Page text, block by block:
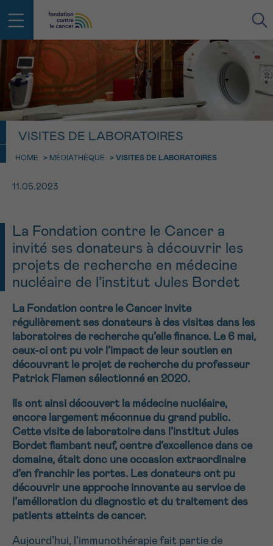
VISITES DE LABORATOIRES
HOME > MÉDIATHÈQUE > VISITES DE LABORATOIRES
11.05.2023
La Fondation contre le Cancer a
invité ses donateurs à découvrir les
projets de recherche en médecine
nucléaire de l’institut Jules Bordet
La Fondation contre le Cancer invite
régulièrement ses donateurs à des visites dans les
laboratoires de recherche qu’elle finance. Le 6 mai,
ceux-ci ont pu voir l’impact de leur soutien en
découvrant le projet de recherche du professeur
Patrick Flamen sélectionné en 2020.
Ils ont ainsi découvert la médecine nucléaire,
encore largement méconnue du grand public.
Cette visite de laboratoire dans l’institut Jules
Bordet flambant neuf, centre d’excellence dans ce
domaine, était donc une occasion extraordinaire
d’en franchir les portes. Les donateurs ont pu
découvrir une approche innovante au service de
l’amélioration du diagnostic et du traitement des
patients atteints de cancer.
Aujourd’hui, l’immunothérapie fait partie de
NOM
FACE AU CANCER VOUS N’ÊTES
PAS SEUL
Par téléphone
0800 15 801 lu-ve 9h à 18h
Via le formulaire de contact
Je souhaite être rappelé.e
En savoir plus sur Cancerinfo
RETOUR
NOM
PRÉNOM
E-MAIL
VOTRE QUESTION
Je souhaite recevoir la Newsletter
RETOUR
Rendez-vous Question Coordonnées Confirmation
13h-16h
16h-18h
Suivant